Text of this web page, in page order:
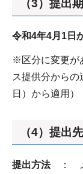
（3）提出
令和4年4月1日
※区分に変更が
ス提供分からの
日）から適用）
（4）提出
提出方法：